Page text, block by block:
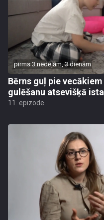
pirms 3 nedēļām, 3 dienām
Bērns guļ pie
gulēšanu atsevišķā
11. epizode